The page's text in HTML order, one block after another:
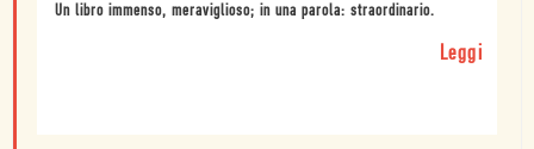
Un libro immenso, meraviglioso; in una parola: straordinario.
Leggi